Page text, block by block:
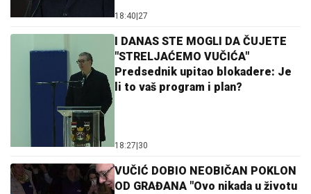
18:40 27
I DANAS STE MOGLI DA ČUJETE
"STRELJAĆEMO VUČIĆA"
Predsednik upitao blokadere: Je
li to vaš program i plan?
18:27 30
VUČIĆ DOBIO NEOBIČAN POKLON
OD GRAĐANA "Ovo nikada u životu